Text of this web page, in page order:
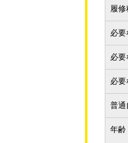
履
必要
必
必要
普通
年齢